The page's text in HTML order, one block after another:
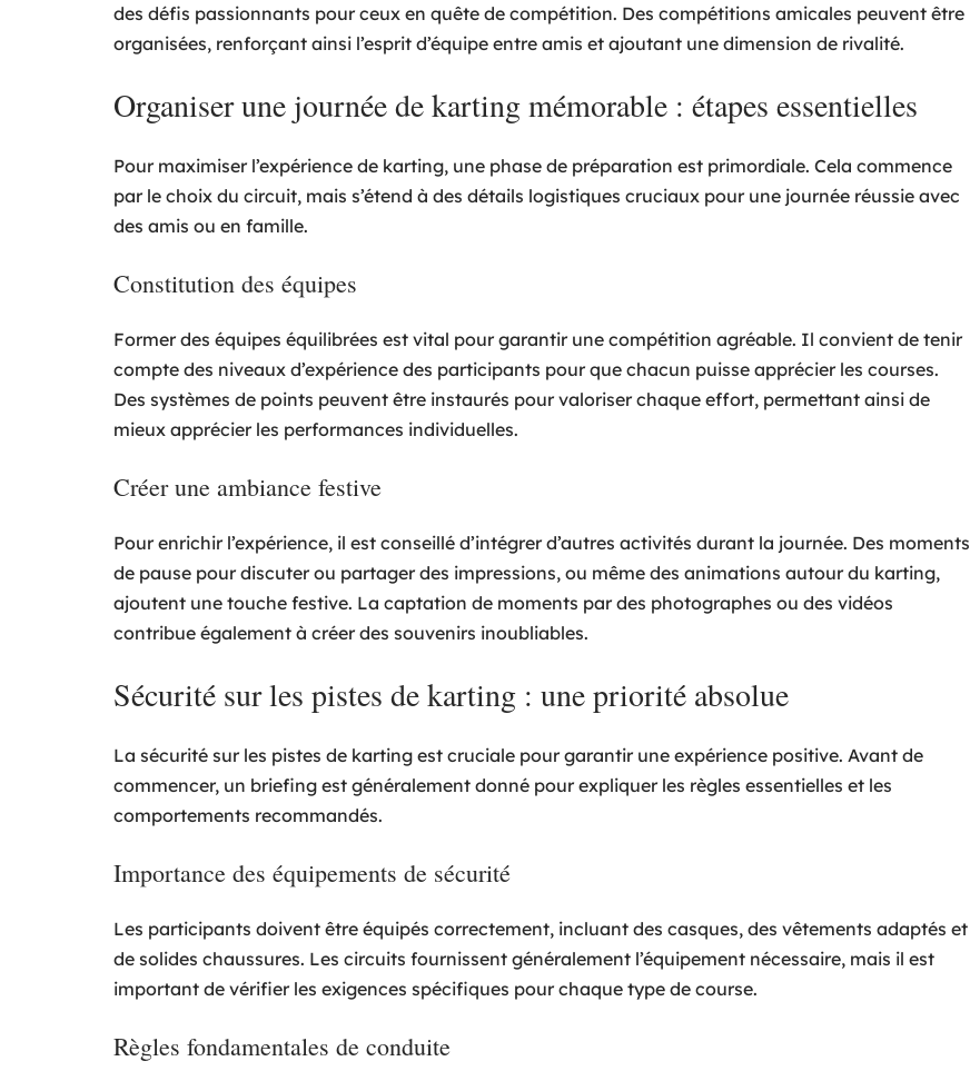
des défis passionnants pour ceux en quête de compétition. Des compétitions amicales peuvent être
organisées, renforçant ainsi l’esprit d’équipe entre amis et ajoutant une dimension de rivalité.
Organiser une journée de karting mémorable : étapes essentielles
Pour maximiser l’expérience de karting, une phase de préparation est primordiale. Cela commence
par le choix du circuit, mais s’étend à des détails logistiques cruciaux pour une journée réussie avec
des amis ou en famille.
Constitution des équipes
Former des équipes équilibrées est vital pour garantir une compétition agréable. Il convient de tenir
compte des niveaux d’expérience des participants pour que chacun puisse apprécier les courses.
Des systèmes de points peuvent être instaurés pour valoriser chaque effort, permettant ainsi de
mieux apprécier les performances individuelles.
Créer une ambiance festive
Pour enrichir l’expérience, il est conseillé d’intégrer d’autres activités durant la journée. Des moments
de pause pour discuter ou partager des impressions, ou même des animations autour du karting,
ajoutent une touche festive. La captation de moments par des photographes ou des vidéos
contribue également à créer des souvenirs inoubliables.
Sécurité sur les pistes de karting : une priorité absolue
La sécurité sur les pistes de karting est cruciale pour garantir une expérience positive. Avant de
commencer, un briefing est généralement donné pour expliquer les règles essentielles et les
comportements recommandés.
Importance des équipements de sécurité
Les participants doivent être équipés correctement, incluant des casques, des vêtements adaptés et
de solides chaussures. Les circuits fournissent généralement l’équipement nécessaire, mais il est
important de vérifier les exigences spécifiques pour chaque type de course.
Règles fondamentales de conduite